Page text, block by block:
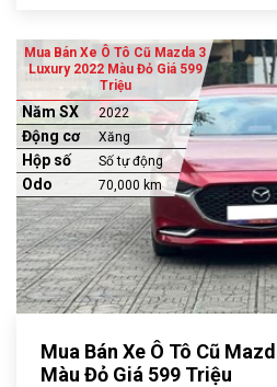
Mua Bán Xe Ô Tô Cũ Mazda 3
Luxury 2022 Màu Đỏ Giá 599
Triệu
Năm SX 2022
Động cơ Xăng
Hộp số Số tự động
Odo 70,000 km
Mua Bán Xe Ô Tô Cũ
Màu Đỏ Giá 599 Triệu